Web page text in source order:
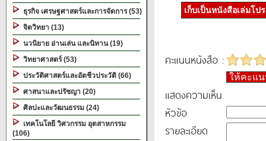
ธุรกิจ เศรษฐศาสตร์และการจัดการ (53)
จิตวิทยา (13)
นวนิยาย อ่านเล่น และนิทาน (19)
วิทยาศาสตร์ (53)
ประวัติศาสตร์และอัตชีวประวัติ (66)
ศาสนาและปรัชญา (20)
ศิลปะและวัฒนธรรม (24)
เทคโนโลยี วิศวกรรม อุตสาหกรรม
(106)
เก็บเป็นหนังสือเล่มโป
คะแนนหนังสือ :
ให้คะแ
แสดงความเห็น
หัวข้อ
รายละเอียด